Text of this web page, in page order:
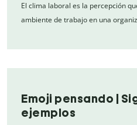
El clima laboral es la percepción
ambiente de trabajo en una
Emoji pensando |
ejemplos